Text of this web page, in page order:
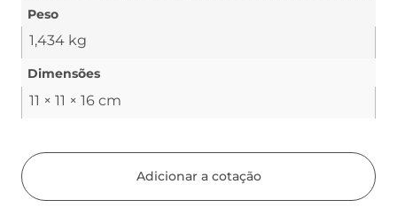
Peso
1,434 kg
Dimensões
11 × 11 × 16 cm
Adicionar a cotação